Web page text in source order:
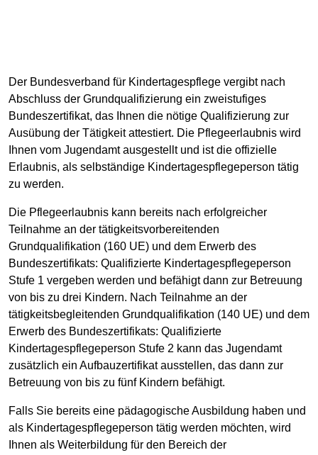
Der Bundesverband für Kindertagespflege vergibt nach
Abschluss der Grundqualifizierung ein zweistufiges
Bundeszertifikat, das Ihnen die nötige Qualifizierung zur
Ausübung der Tätigkeit attestiert. Die Pflegeerlaubnis wird
Ihnen vom Jugendamt ausgestellt und ist die offizielle
Erlaubnis, als selbständige Kindertagespflegeperson tätig
zu werden.
Die Pflegeerlaubnis kann bereits nach erfolgreicher
Teilnahme an der tätigkeitsvorbereitenden
Grundqualifikation (160 UE) und dem Erwerb des
Bundeszertifikats: Qualifizierte Kindertagespflegeperson
Stufe 1 vergeben werden und befähigt dann zur Betreuung
von bis zu drei Kindern. Nach Teilnahme an der
tätigkeitsbegleitenden Grundqualifikation (140 UE) und dem
Erwerb des Bundeszertifikats: Qualifizierte
Kindertagespflegeperson Stufe 2 kann das Jugendamt
zusätzlich ein Aufbauzertifikat ausstellen, das dann zur
Betreuung von bis zu fünf Kindern befähigt.
Falls Sie bereits eine pädagogische Ausbildung haben und
als Kindertagespflegeperson tätig werden möchten, wird
Ihnen als Weiterbildung für den Bereich der